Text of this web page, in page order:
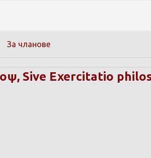
За чланове
Sive Exercitatio